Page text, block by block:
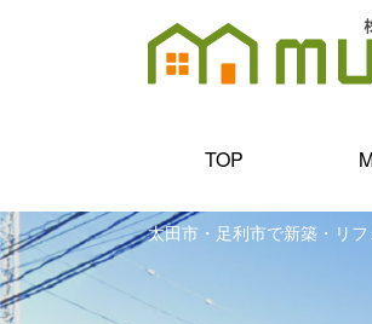
TOP
太田市・足利市で新築・リ